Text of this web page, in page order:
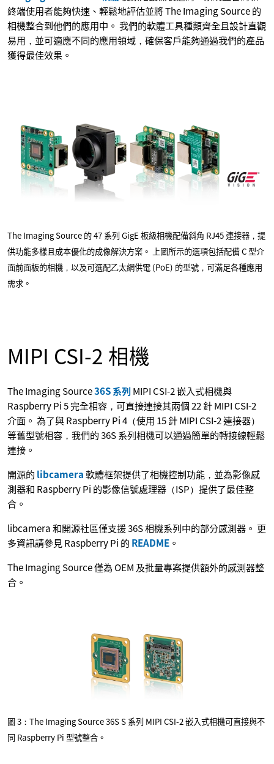
終端使用者能夠快速、輕鬆地評估並將 The Imaging Source 的
相機整合到他們的應用中。 我們的軟體工具種類齊全且設計直觀
易用，並可適應不同的應用領域，確保客戶能夠通過我們的產品
獲得最佳效果。
The Imaging Source 的 47 系列 GigE 板級相機配備斜角 RJ45 連接器，提
供功能多樣且成本優化的成像解決方案。 上圖所示的選項包括配備 C 型介
面前面板的相機，以及可選配乙太網供電 (PoE) 的型號，可滿足各種應用
需求。
MIPI CSI-2 相機
The Imaging Source36S 系列 MIPI CSI-2 嵌入式相機與
Raspberry Pi 5 完全相容，可直接連接其兩個 22 針 MIPI CSI-2
介面。 為了與 Raspberry Pi 4（使用 15 針 MIPI CSI-2 連接器）
等舊型號相容，我們的 36S 系列相機可以通過簡單的轉接線輕鬆
連接。
開源的 libcamera軟體框架提供了相機控制功能，並為影像感
測器和 Raspberry Pi 的影像信號處理器（ISP）提供了最佳整
合。
libcamera 和開源社區僅支援 36S 相機系列中的部分感測器。 更
多資訊請參見 Raspberry Pi 的 README 。
The Imaging Source 僅為 OEM 及批量專案提供額外的感測器整
合。
圖 3：The Imaging Source 36S S 系列 MIPI CSI-2 嵌入式相機可直接與不
同 Raspberry Pi 型號整合。